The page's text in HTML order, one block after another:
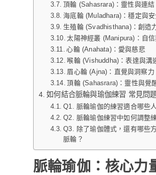
頂輪 (Sahasrara)：靈性與連結
海底輪 (Muladhara)：穩定與
生殖輪 (Svadhisthana)：創造
太陽神經叢 (Manipura)：自
心輪 (Anahata)：愛與慈悲
喉輪 (Vishuddha)：表達與溝
眉心輪 (Ajna)：直覺與洞察力
頂輪 (Sahasrara)：靈性與覺
如何結合脈輪與瑜伽練習 常見問
Q1. 脈輪瑜伽的練習適合哪些
Q2. 脈輪瑜伽練習中如何調整
Q3. 除了瑜伽體式，還有哪些
脈輪？
脈輪瑜伽：核心力